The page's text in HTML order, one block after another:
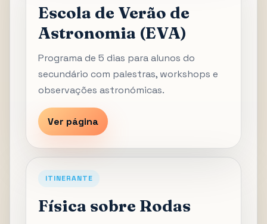
Escola de Verão de
Astronomia (EVA)
Programa de 5 dias para alunos do
secundário com palestras, workshops e
observações astronómicas.
Ver página
ITINERANTE
Física sobre Rodas